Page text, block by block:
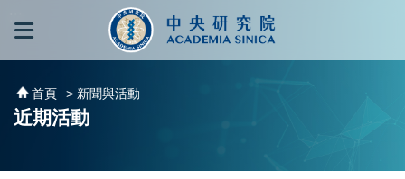
跳到主要內容區塊
首頁 > 新聞與活動
近期活動